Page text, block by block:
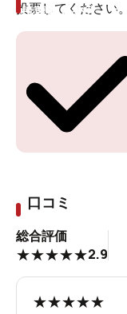
投票してください
投票ありがとうご
口コミ
総合評価
★★★★★2.9
★★★★★